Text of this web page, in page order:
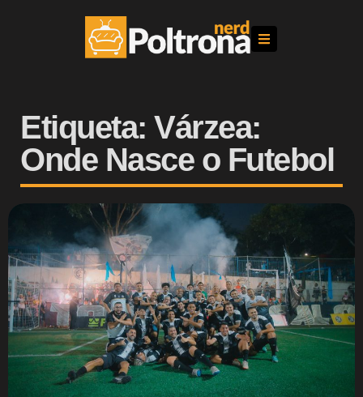
Etiqueta: Várzea:
Onde Nasce o Futebol